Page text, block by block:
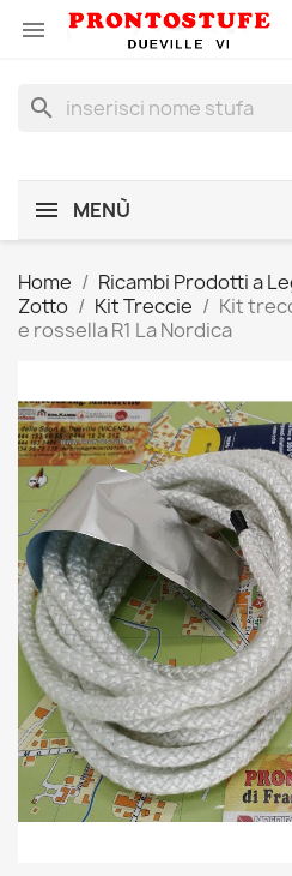

search
MENÙ
Home Ricambi Prodotti a
Zotto
Kit Treccie
Kit
e rossella R1 La Nordica